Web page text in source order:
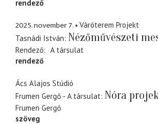
rendező
2025. november 7.
Váróterem Projekt
Tasnádi István Nézőművészeti
Rendező
A társulat
rendező
Ács Alajos Stúdió
Frumen Gergő - A társulat Nóra
Frumen Gergő
szöveg